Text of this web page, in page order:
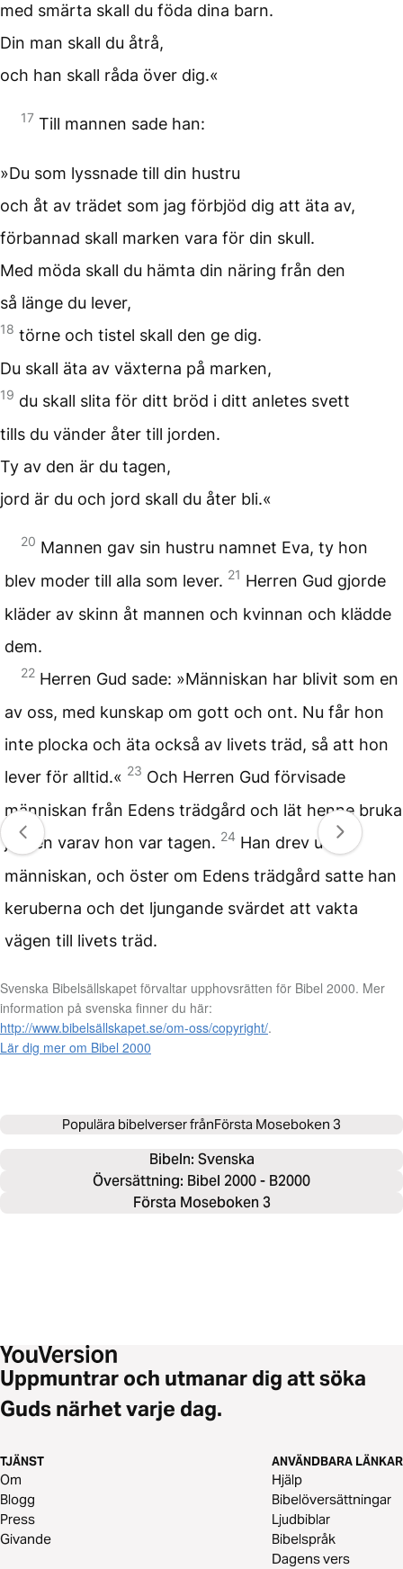
med smärta skall du föda dina barn.
Din man skall du åtrå,
och han skall råda över dig.«
17 Till mannen sade han:
»Du som lyssnade till din hustru
och åt av trädet som jag förbjöd dig att äta av,
förbannad skall marken vara för din skull.
Med möda skall du hämta din näring från den
så länge du lever,
18 törne och tistel skall den ge dig.
Du skall äta av växterna på marken,
19 du skall slita för ditt bröd i ditt anletes svett
tills du vänder åter till jorden.
Ty av den är du tagen,
jord är du och jord skall du åter bli.«
20 Mannen gav sin hustru namnet Eva, ty hon
blev moder till alla som lever. 21 Herren Gud gjorde
kläder av skinn åt mannen och kvinnan och klädde
dem.
22 Herren Gud sade: »Människan har blivit som en
av oss, med kunskap om gott och ont. Nu får hon
inte plocka och äta också av livets träd, så att hon
lever för alltid.« 23 Och Herren Gud förvisade
människan från Edens trädgård och lät henne bruka
jorden varav hon var tagen. 24 Han drev ut
människan, och öster om Edens trädgård satte han
keruberna och det ljungande svärdet att vakta
vägen till livets träd.
Svenska Bibelsällskapet förvaltar upphovsrätten för Bibel 2000. Mer
information på svenska finner du här:
http://www.bibelsällskapet.se/om-oss/copyright/.
Lär dig mer om Bibel 2000
Populära bibelverser frånFörsta Moseboken 3
Bibeln: Svenska
Översättning: Bibel 2000 - B2000
Första Moseboken 3
Uppmuntrar och utmanar dig att söka
Guds närhet varje dag.
TJÄNST
Om
Blogg
Press
Givande
ANVÄNDBARA LÄNKAR
Hjälp
Bibelöversättningar
Ljudbiblar
Bibelspråk
Dagens vers